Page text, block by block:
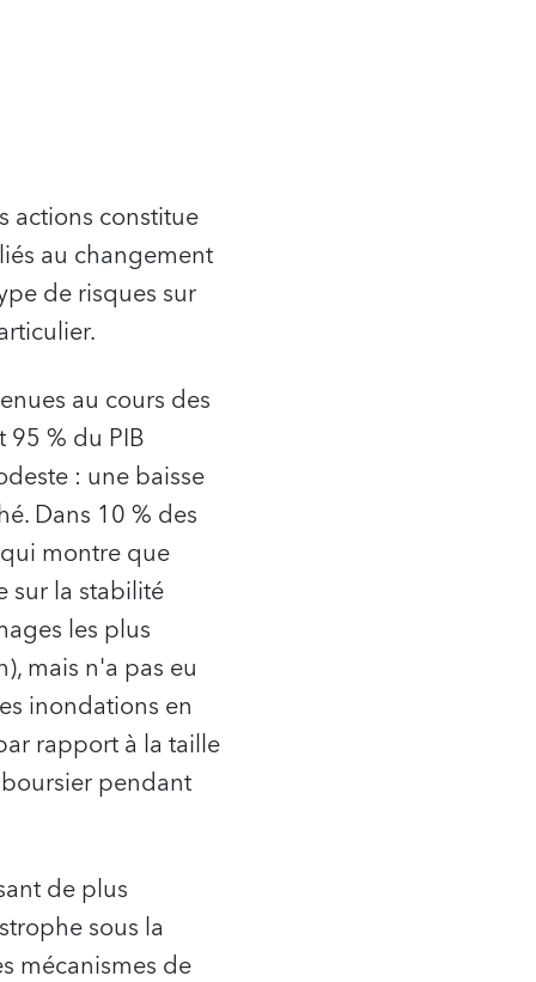
actions constitue
au changement
de risques sur
au cours des
% du PIB
: une baisse
Dans 10 % des
montre que
sur la stabilité
les plus
mais n'a pas eu
inondations en
rapport à la taille
pendant
de plus
sous la
mécanismes de